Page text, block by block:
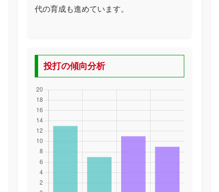
代の育成も進めています。
投打の傾向分析